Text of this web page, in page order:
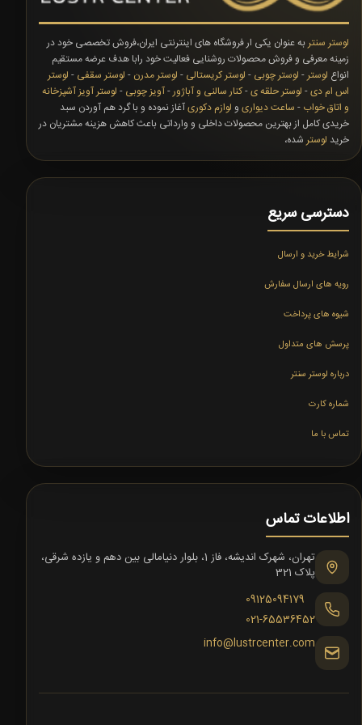
لوستر سنتر به عنوان یکی ار فروشگاه های اینترنتی ایران،فروش تخصصی خود در
زمینه معرفی و فروش محصولات روشنایی فعالیت خود رابا هدف عرضه مستقیم
انواع لوستر - لوستر چوبی - لوستر کریستالی - لوستر مدرن - لوستر سقفی - لوستر
اس ام دی- لوستر حلقه ی-کنار سالنی و آباژور-آویز چوبی - لوستر آویز آشپزخانه
و اتاق خواب - ساعت دیواری و لوازم دکوریآغاز نموده و با گرد هم آوردن سبد
خریدی کامل از بهترین محصولات داخلی و وارداتی باعث کاهش هزینه مشتریان در
خرید لوستر شده،
دسترسی سریع
شرایط خرید و ارسال
رویه های ارسال سفارش
شیوه های پرداخت
پرسش های متداول
درباره لوستر سنتر
شماره کارت
تماس با ما
اطلاعات تماس
تهران، شهرک اندیشه، فاز 1، بلوار دنیامالی بین دهم و یازده شرقی،
پلاک 321
09125094179
021-65536452
info@lustrcenter.com